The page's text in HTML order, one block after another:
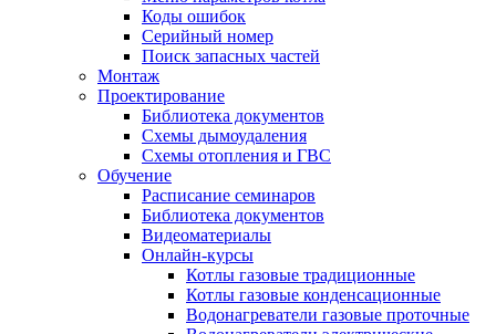
Коды ошибок
Серийный номер
Поиск запасных частей
Монтаж
Проектирование
Библиотека документов
Схемы дымоудаления
Схемы отопления и ГВС
Обучение
Расписание семинаров
Библиотека документов
Видеоматериалы
Онлайн-курсы
Котлы газовые традиционные
Котлы газовые конденсационные
Водонагреватели газовые проточные